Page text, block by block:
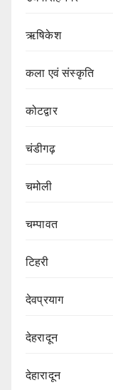
ऋषिकेश
कला एवं संस्कृति
कोटद्वार
चंडीगढ़
चमोली
चम्पावत
टिहरी
देवप्रयाग
देहरादून
देहारादून